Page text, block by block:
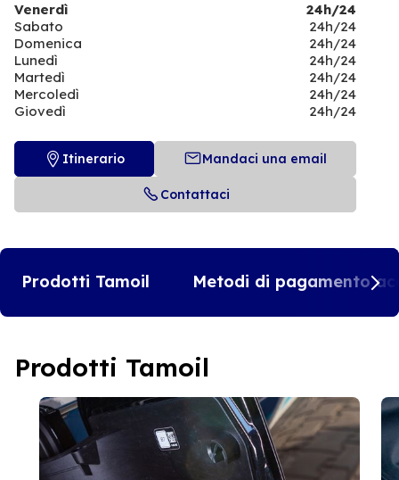
Venerdì
24h/24
Sabato
24h/24
Domenica
24h/24
Lunedì
24h/24
Martedì
24h/24
Mercoledì
24h/24
Giovedì
24h/24
Itinerario Mandaci una email
Contattaci
Prodotti Tamoil Metodi di pagamento
Prodotti Tamoil